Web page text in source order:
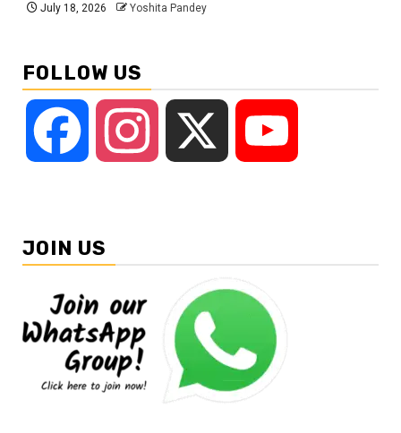
July 18, 2026 Yoshita Pandey
FOLLOW US
Facebook Instagram
JOIN US